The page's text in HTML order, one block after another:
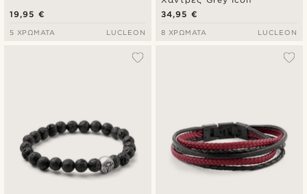
19,95 €
5 ΧΡΏΜΑΤΑ LUCLEON
34,95 €
8 ΧΡΏΜΑΤΑ LUCLEON